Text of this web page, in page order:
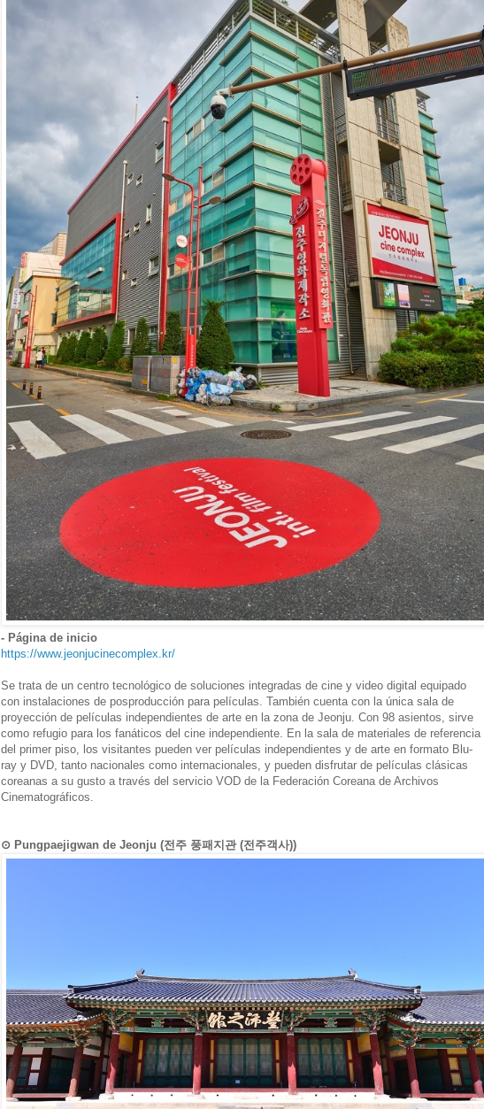
- Página de inicio
https://www.jeonjucinecomplex.kr/
Se trata de un centro tecnológico de soluciones integradas de cine y video digital equipado
con instalaciones de posproducción para películas. También cuenta con la única sala de
proyección de películas independientes de arte en la zona de Jeonju. Con 98 asientos, sirve
como refugio para los fanáticos del cine independiente. En la sala de materiales de referencia
del primer piso, los visitantes pueden ver películas independientes y de arte en formato Blu-
ray y DVD, tanto nacionales como internacionales, y pueden disfrutar de películas clásicas
coreanas a su gusto a través del servicio VOD de la Federación Coreana de Archivos
Cinematográficos.
⊙ Pungpaejigwan de Jeonju (전주 풍패지관 (전주객사))